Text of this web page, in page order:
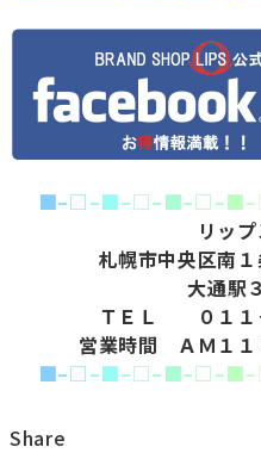
■–□–■–□–■–□–■–
リッ
札幌市中央区南
大通駅
ＴＥＬ ０１１
営業時間 ＡＭ１１
■–□–■–□–■–□–■–
Share